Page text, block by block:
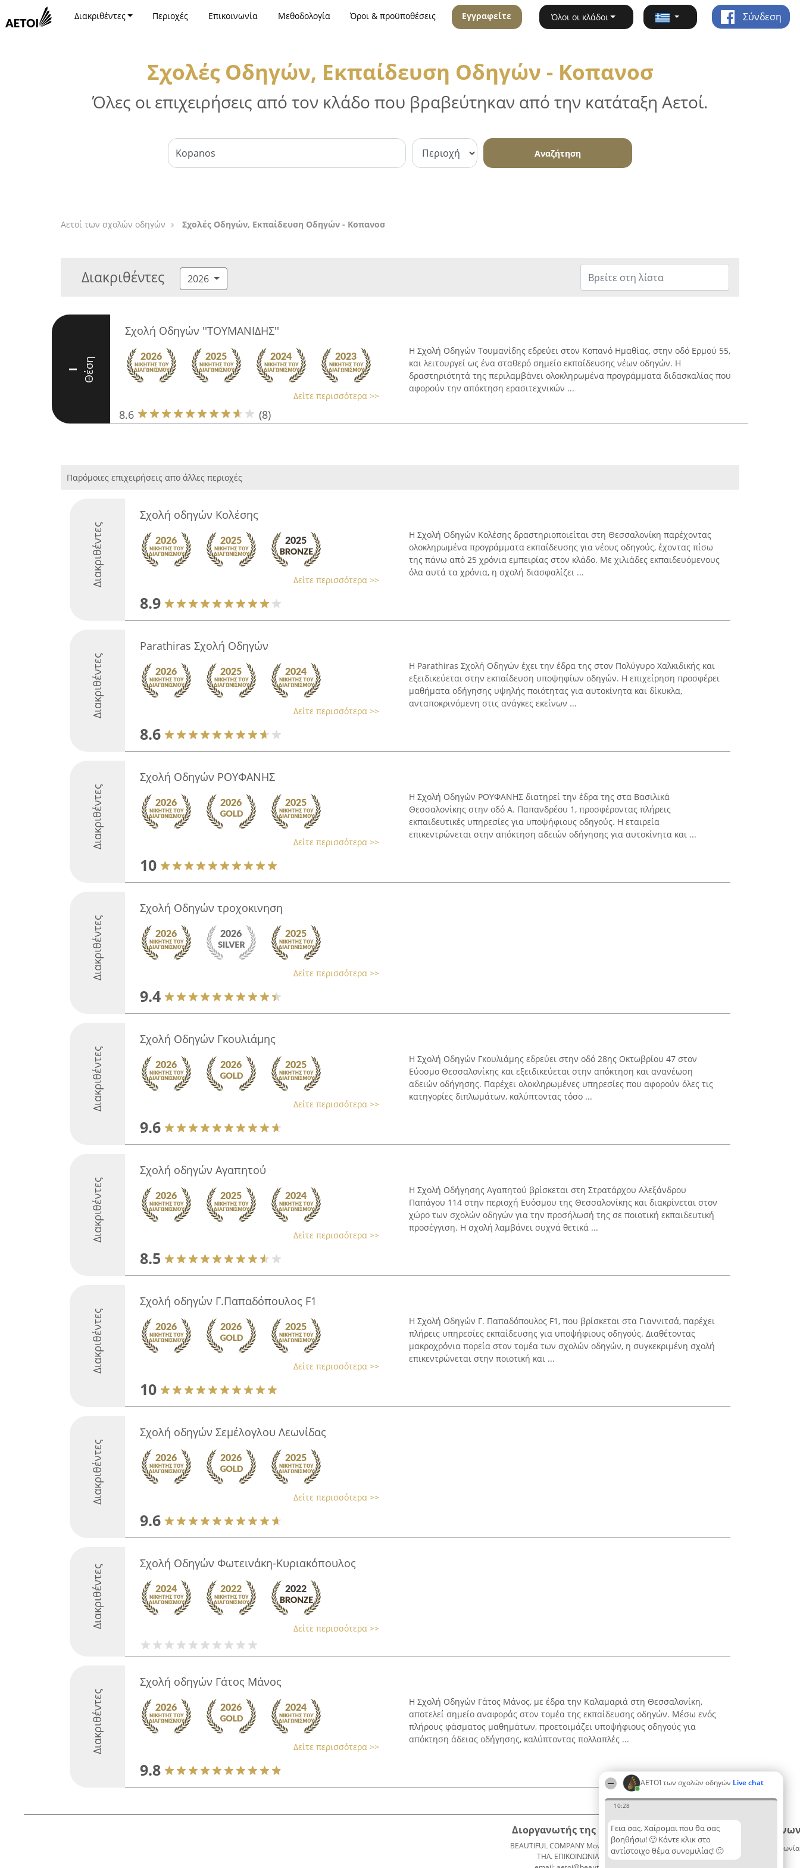
ΑΕΤΟΊ των σχολών οδηγών Live chat
10:28
Γεια σας. Χαίρομαι που θα σας
βοηθήσω! 🙂 Κάντε κλικ στο
αντίστοιχο θέμα συνομιλίας! 🙂
Διακριθέντες Περιοχές Επικοινωνία Μεθοδολογία Όροι & προϋποθέσεις Εγγραφείτε Όλοι οι κλάδοι Σύνδεση
Σχολές Οδηγών, Εκπαίδευση Οδηγών - Κοπανοσ
Όλες οι επιχειρήσεις από τον κλάδο που βραβεύτηκαν από την κατάταξη Αετοί.
Αναζήτηση
Αετοί των σχολών οδηγών Σχολές Οδηγών, Εκπαίδευση Οδηγών - Κοπανοσ
Διακριθέντες 2026
I Θέση
Σχολή Οδηγών ''ΤΟΥΜΑΝΙΔΗΣ''
Δείτε περισσότερα >>
8.6 (8)
Η Σχολή Οδηγών Τουμανίδης εδρεύει στον Κοπανό Ημαθίας, στην οδό Ερμού 55,
και λειτουργεί ως ένα σταθερό σημείο εκπαίδευσης νέων οδηγών. Η
δραστηριότητά της περιλαμβάνει ολοκληρωμένα προγράμματα διδασκαλίας που
αφορούν την απόκτηση ερασιτεχνικών ...
Παρόμοιες επιχειρήσεις απο άλλες περιοχές
Διακριθέντες
Σχολή οδηγών Κολέσης
Δείτε περισσότερα >>
8.9
Η Σχολή Οδηγών Κολέσης δραστηριοποιείται στη Θεσσαλονίκη παρέχοντας
ολοκληρωμένα προγράμματα εκπαίδευσης για νέους οδηγούς, έχοντας πίσω
της πάνω από 25 χρόνια εμπειρίας στον κλάδο. Με χιλιάδες εκπαιδευόμενους
όλα αυτά τα χρόνια, η σχολή διασφαλίζει ...
Διακριθέντες
Parathiras Σχολή Οδηγών
Δείτε περισσότερα >>
8.6
Η Parathiras Σχολή Οδηγών έχει την έδρα της στον Πολύγυρο Χαλκιδικής και
εξειδικεύεται στην εκπαίδευση υποψηφίων οδηγών. Η επιχείρηση προσφέρει
μαθήματα οδήγησης υψηλής ποιότητας για αυτοκίνητα και δίκυκλα,
ανταποκρινόμενη στις ανάγκες εκείνων ...
Διακριθέντες
Σχολή Οδηγών ΡΟΥΦΑΝΗΣ
Δείτε περισσότερα >>
10
Η Σχολή Οδηγών ΡΟΥΦΑΝΗΣ διατηρεί την έδρα της στα Βασιλικά
Θεσσαλονίκης στην οδό Α. Παπανδρέου 1, προσφέροντας πλήρεις
εκπαιδευτικές υπηρεσίες για υποψήφιους οδηγούς. Η εταιρεία
επικεντρώνεται στην απόκτηση αδειών οδήγησης για αυτοκίνητα και ...
Διακριθέντες
Σχολή Οδηγών τροχοκινηση
Δείτε περισσότερα >>
9.4
Διακριθέντες
Σχολή Οδηγών Γκουλιάμης
Δείτε περισσότερα >>
9.6
Η Σχολή Οδηγών Γκουλιάμης εδρεύει στην οδό 28ης Οκτωβρίου 47 στον
Εύοσμο Θεσσαλονίκης και εξειδικεύεται στην απόκτηση και ανανέωση
αδειών οδήγησης. Παρέχει ολοκληρωμένες υπηρεσίες που αφορούν όλες τις
κατηγορίες διπλωμάτων, καλύπτοντας τόσο ...
Διακριθέντες
Σχολή οδηγών Αγαπητού
Δείτε περισσότερα >>
8.5
Η Σχολή Οδήγησης Αγαπητού βρίσκεται στη Στρατάρχου Αλεξάνδρου
Παπάγου 114 στην περιοχή Ευόσμου της Θεσσαλονίκης και διακρίνεται στον
χώρο των σχολών οδηγών για την προσήλωσή της σε ποιοτική εκπαιδευτική
προσέγγιση. Η σχολή λαμβάνει συχνά θετικά ...
Διακριθέντες
Σχολή οδηγών Γ.Παπαδόπουλος F1
Δείτε περισσότερα >>
10
Η Σχολή Οδηγών Γ. Παπαδόπουλος F1, που βρίσκεται στα Γιαννιτσά, παρέχει
πλήρεις υπηρεσίες εκπαίδευσης για υποψήφιους οδηγούς. Διαθέτοντας
μακροχρόνια πορεία στον τομέα των σχολών οδηγών, η συγκεκριμένη σχολή
επικεντρώνεται στην ποιοτική και ...
Διακριθέντες
Σχολή οδηγών Σεμέλογλου Λεωνίδας
Δείτε περισσότερα >>
9.6
Διακριθέντες
Σχολή Οδηγών Φωτεινάκη-Κυριακόπουλος
Δείτε περισσότερα >>
Διακριθέντες
Σχολή οδηγών Γάτος Μάνος
Δείτε περισσότερα >>
9.8
Η Σχολή Οδηγών Γάτος Μάνος, με έδρα την Καλαμαριά στη Θεσσαλονίκη,
αποτελεί σημείο αναφοράς στον τομέα της εκπαίδευσης οδηγών. Μέσω ενός
πλήρους φάσματος μαθημάτων, προετοιμάζει υποψήφιους οδηγούς για
απόκτηση άδειας οδήγησης, καλύπτοντας πολλαπλές ...
Διοργανωτής της κατάταξης
BEAUTIFUL COMPANY Μονοπρόσωπη ΙΚΕ
ΤΗΛ. ΕΠΙΚΟΙΝΩΝΙΑΣ: 2104128019
Κατάταξη
Διακριθέντες
Λίστα
Επικοινωνία